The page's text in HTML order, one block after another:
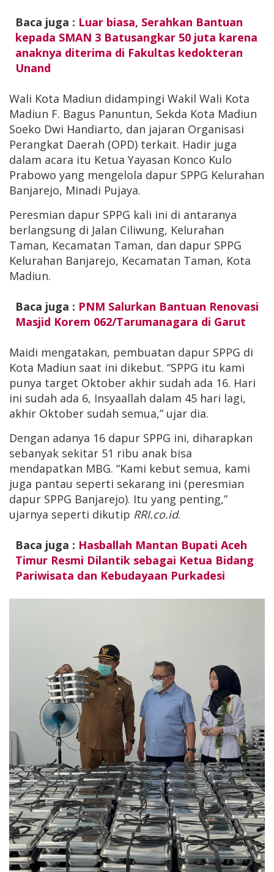
Baca juga : Luar biasa, Serahkan Bantuan
kepada SMAN 3 Batusangkar 50 juta karena
anaknya diterima di Fakultas kedokteran
Unand
Wali Kota Madiun didampingi Wakil Wali Kota
Madiun F. Bagus Panuntun, Sekda Kota Madiun
Soeko Dwi Handiarto, dan jajaran Organisasi
Perangkat Daerah (OPD) terkait. Hadir juga
dalam acara itu Ketua Yayasan Konco Kulo
Prabowo yang mengelola dapur SPPG Kelurahan
Banjarejo, Minadi Pujaya.
Peresmian dapur SPPG kali ini di antaranya
berlangsung di Jalan Ciliwung, Kelurahan
Taman, Kecamatan Taman, dan dapur SPPG
Kelurahan Banjarejo, Kecamatan Taman, Kota
Madiun.
Baca juga : PNM Salurkan Bantuan Renovasi
Masjid Korem 062/Tarumanagara di Garut
Maidi mengatakan, pembuatan dapur SPPG di
Kota Madiun saat ini dikebut. “SPPG itu kami
punya target Oktober akhir sudah ada 16. Hari
ini sudah ada 6, Insyaallah dalam 45 hari lagi,
akhir Oktober sudah semua,” ujar dia.
Dengan adanya 16 dapur SPPG ini, diharapkan
sebanyak sekitar 51 ribu anak bisa
mendapatkan MBG. “Kami kebut semua, kami
juga pantau seperti sekarang ini (peresmian
dapur SPPG Banjarejo). Itu yang penting,”
ujarnya seperti dikutip RRI.co.id.
Baca juga : Hasballah Mantan Bupati Aceh
Timur Resmi Dilantik sebagai Ketua Bidang
Pariwisata dan Kebudayaan Purkadesi